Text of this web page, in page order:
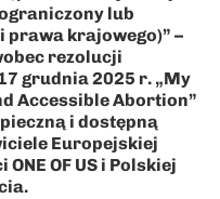
lub
prawa krajowego)” –
rezolucji
grudnia 2025 r. „My
Accessible Abortion”
i dostępną
Europejskiej
OF US i Polskiej